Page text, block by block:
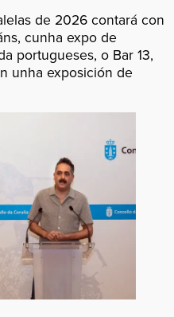
de 2026 contará con
cunha expo de
portugueses, o Bar 13,
unha exposición de